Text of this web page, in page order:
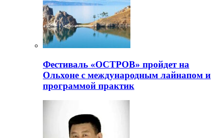
Фестиваль «ОСТРОВ» пройдет на
Ольхоне с международным лайнапом и
программой практик